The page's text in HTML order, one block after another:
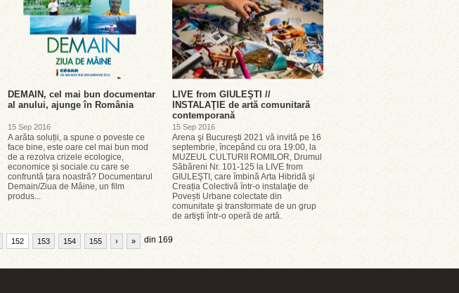
DEMAIN, cel mai bun documentar
al anului, ajunge în România
15 Sep 2016
A arăta soluții, a spune o poveste ce
face bine, este oare cel mai bun mod
de a rezolva crizele ecologice,
economice și sociale cu care se
confruntă țara noastră? Documentarul
Demain/Ziua de Mâine, un film
produs...
LIVE from GIULEŞTI //
INSTALAŢIE de artă comunitară
contemporană
15 Sep 2016
Arena şi Bucureşti 2021 vă invită pe 16
septembrie, ȋncepând cu ora 19:00, la
MUZEUL CULTURII ROMILOR, Drumul
Săbăreni Nr. 101-125 la LIVE from
GIULEŞTI, care ȋmbină Arta Hibridă şi
Creația Colectivă ȋntr-o instalaţie de
Povești Urbane colectate din
comunitate şi transformate de un grup
de artişti ȋntr-o operă de artă.
152 153 154 155 din 169
› »